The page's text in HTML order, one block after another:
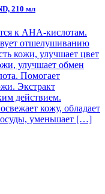
210 мл
к AHA-кислотам.
отшелушиванию
кожи, улучшает цвет
улучшает обмен
Помогает
Экстракт
действием.
кожу, обладает
уменьшает […]